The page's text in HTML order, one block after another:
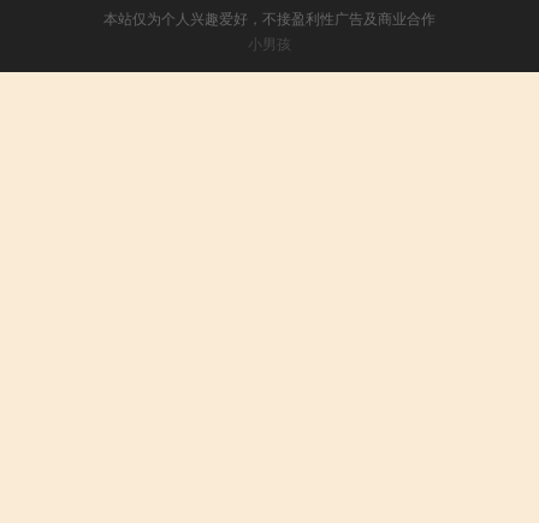
本站仅为个人兴趣爱好，不接盈利性广告及商业合作
小男孩